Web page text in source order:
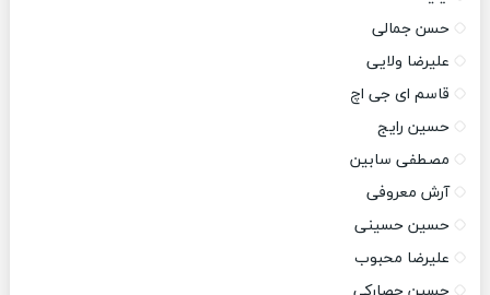
حسن جمالی
علیرضا ولایی
قاسم ای جی اچ
حسین رایج
مصطفی سابین
آرش معروفی
حسین حسینی
علیرضا محبوب